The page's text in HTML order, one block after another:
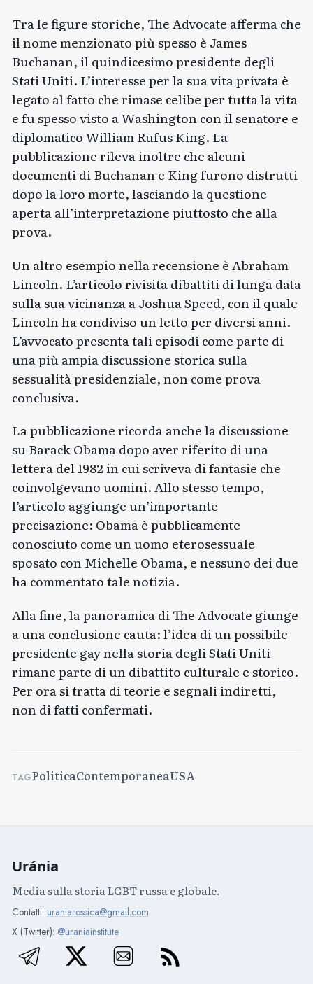
Tra le figure storiche, The Advocate afferma che
il nome menzionato più spesso è James
Buchanan, il quindicesimo presidente degli
Stati Uniti. L’interesse per la sua vita privata è
legato al fatto che rimase celibe per tutta la vita
e fu spesso visto a Washington con il senatore e
diplomatico William Rufus King. La
pubblicazione rileva inoltre che alcuni
documenti di Buchanan e King furono distrutti
dopo la loro morte, lasciando la questione
aperta all’interpretazione piuttosto che alla
prova.
Un altro esempio nella recensione è Abraham
Lincoln. L’articolo rivisita dibattiti di lunga data
sulla sua vicinanza a Joshua Speed, con il quale
Lincoln ha condiviso un letto per diversi anni.
L’avvocato presenta tali episodi come parte di
una più ampia discussione storica sulla
sessualità presidenziale, non come prova
conclusiva.
La pubblicazione ricorda anche la discussione
su Barack Obama dopo aver riferito di una
lettera del 1982 in cui scriveva di fantasie che
coinvolgevano uomini. Allo stesso tempo,
l’articolo aggiunge un’importante
precisazione: Obama è pubblicamente
conosciuto come un uomo eterosessuale
sposato con Michelle Obama, e nessuno dei due
ha commentato tale notizia.
Alla fine, la panoramica di The Advocate giunge
a una conclusione cauta: l’idea di un possibile
presidente gay nella storia degli Stati Uniti
rimane parte di un dibattito culturale e storico.
Per ora si tratta di teorie e segnali indiretti,
non di fatti confermati.
TAGPoliticaContemporaneaUSA
Uránia
Media sulla storia LGBT russa e globale.
Contatti: uraniarossica@gmail.com
X (Twitter): @uraniainstitute